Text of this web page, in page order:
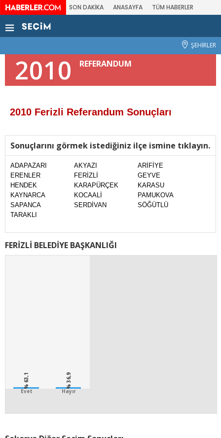
SON DAKİKA ANASAYFA TÜM HABERLER
ŞEHİRLER
2010 REFERANDUM
2010 Ferizli Referandum Sonuçları
Sonuçlarını görmek istediğiniz ilçe ismine tıklayın.
ADAPAZARI AKYAZI
ARİFİYE
ERENLER
FERİZLİ
GEYVE
HENDEK
KARAPÜRÇEK
KARASU
KAYNARCA
KOCAALİ
PAMUKOVA
SAPANCA
SERDİVAN
SÖĞÜTLÜ
TARAKLI
FERİZLİ BELEDİYE BAŞKANLIĞI
% 63,1
Evet
% 36,9
Hayır